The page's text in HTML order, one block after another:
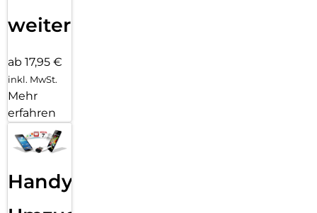
weiter
ab 17,95 €
inkl. MwSt.
Mehr
erfahren
Handy